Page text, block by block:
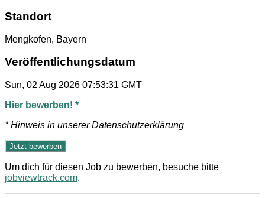
Standort
Mengkofen, Bayern
Veröffentlichungsdatum
Sun, 02 Aug 2026 07:53:31 GMT
Hier bewerben! *
* Hinweis in unserer Datenschutzerklärung
Um dich für diesen Job zu bewerben, besuche bitte
jobviewtrack.com.